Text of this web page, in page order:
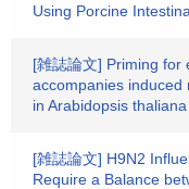
Using Porcine
[雑誌論文] Priming for
accompanies induced
in Arabidopsis thaliana
[雑誌論文] H9N2
Require a Balance